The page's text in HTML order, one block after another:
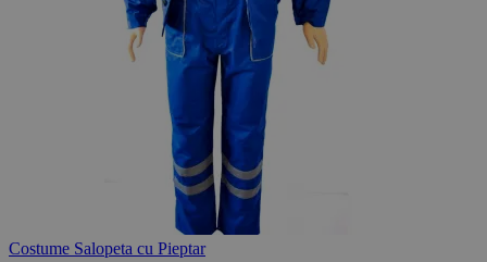
Costume Salopeta cu Pieptar